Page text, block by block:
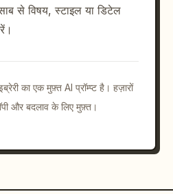
से विषय, स्टाइल या डिटेल
का एक मुफ़्त AI प्रॉम्प्ट है। हज़ारों
और बदलाव के लिए मुफ़्त।